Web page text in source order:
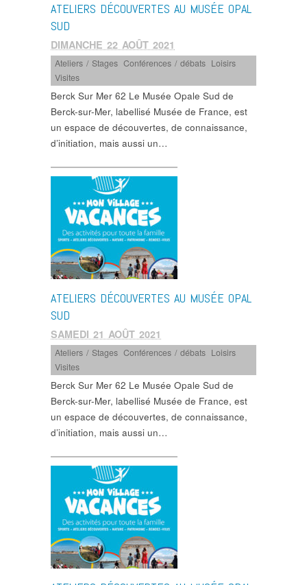
ATELIERS DÉCOUVERTES AU MUSÉE OPAL
SUD
DIMANCHE 22 AOÛT 2021
Ateliers / Stages ,Conférences / débats Loisirs
Visites
Berck Sur Mer 62 Le Musée Opale Sud de
Berck-sur-Mer, labellisé Musée de France, est
un espace de découvertes, de connaissance,
d’initiation, mais aussi un…
ATELIERS DÉCOUVERTES AU MUSÉE OPAL
SUD
SAMEDI 21 AOÛT 2021
Ateliers / Stages ,Conférences / débats Loisirs
Visites
Berck Sur Mer 62 Le Musée Opale Sud de
Berck-sur-Mer, labellisé Musée de France, est
un espace de découvertes, de connaissance,
d’initiation, mais aussi un…